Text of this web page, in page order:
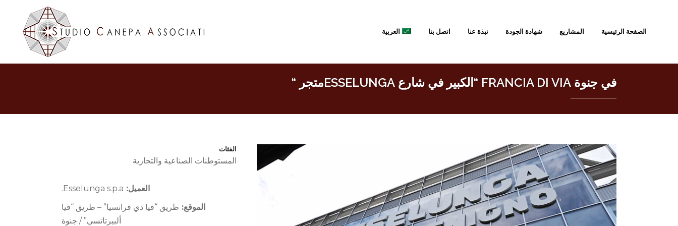
الصفحة الرئيسية المشاريع شهادة الجودة نبذة عنا اتصل بنا العربية
في جنوة FRANCIA DI VIA “الكبير في شارع ESSELUNGAمتجر “
الفئات
المستوطنات الصناعية والتجارية
العميل: Esselunga s.p.a.
الموقع: طريق “فيا دي فرانسيا” – طريق “فيا
ألبيرتاتسي” / جنوة